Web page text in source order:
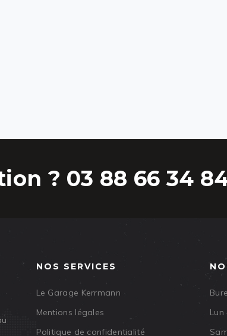
? 03 88 66 34
NOS SERVICES
Le Garage Kerrmann
Mentions légales
Politique de confidentialité
Lun